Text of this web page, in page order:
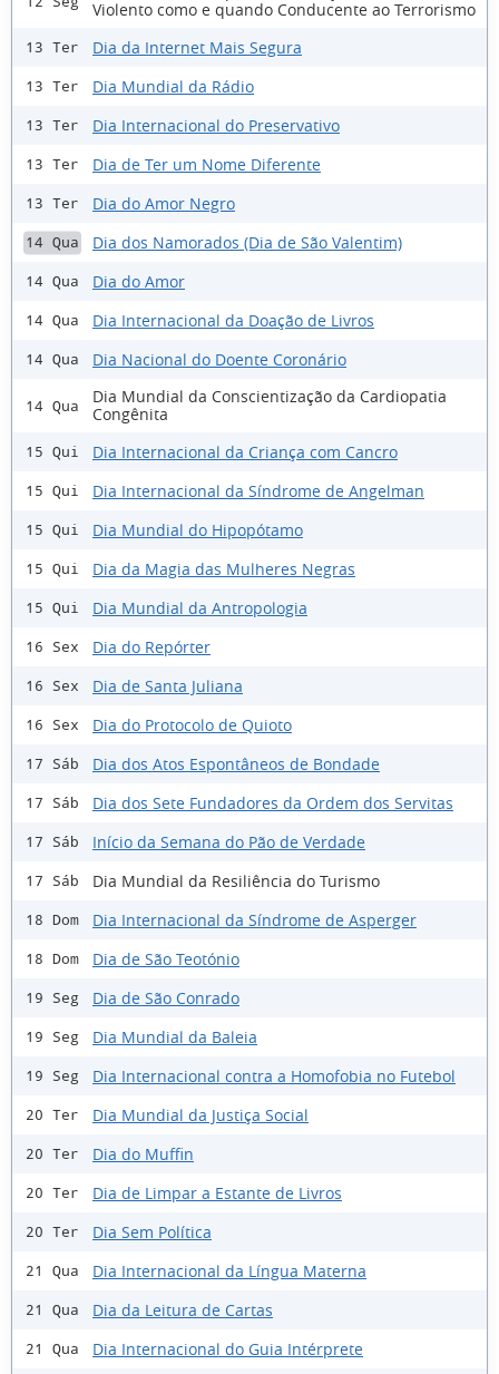
Violento como e quando Conducente ao Terrorismo
13 Ter Dia da Internet Mais Segura
13 Ter Dia Mundial da Rádio
13 Ter Dia Internacional do Preservativo
13 Ter Dia de Ter um Nome Diferente
13 Ter Dia do Amor Negro
14 Qua Dia dos Namorados (Dia de São Valentim)
14 Qua Dia do Amor
14 Qua Dia Internacional da Doação de Livros
14 Qua Dia Nacional do Doente Coronário
14 Qua
Dia Mundial da Conscientização da Cardiopatia
Congênita
15 Qui Dia Internacional da Criança com Cancro
15 Qui Dia Internacional da Síndrome de Angelman
15 Qui Dia Mundial do Hipopótamo
15 Qui Dia da Magia das Mulheres Negras
15 Qui Dia Mundial da Antropologia
16 Sex Dia do Repórter
16 Sex Dia de Santa Juliana
16 Sex Dia do Protocolo de Quioto
17 Sáb Dia dos Atos Espontâneos de Bondade
17 Sáb Dia dos Sete Fundadores da Ordem dos Servitas
17 Sáb Início da Semana do Pão de Verdade
17 Sáb Dia Mundial da Resiliência do Turismo
18 Dom Dia Internacional da Síndrome de Asperger
18 Dom Dia de São Teotónio
19 Seg Dia de São Conrado
19 Seg Dia Mundial da Baleia
19 Seg Dia Internacional contra a Homofobia no Futebol
20 Ter Dia Mundial da Justiça Social
20 Ter Dia do Muffin
20 Ter Dia de Limpar a Estante de Livros
20 Ter Dia Sem Política
21 Qua Dia Internacional da Língua Materna
21 Qua Dia da Leitura de Cartas
21 Qua Dia Internacional do Guia Intérprete